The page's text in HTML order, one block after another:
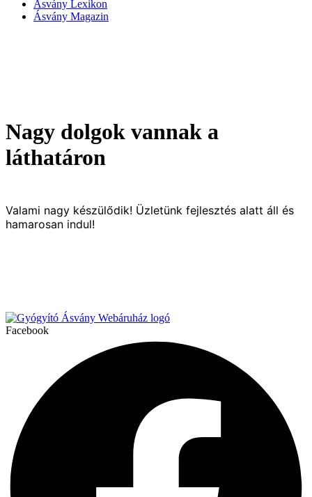
Ásvány Lexikon
Ásvány Magazin
Nagy dolgok vannak a
láthatáron
Valami nagy készülődik! Üzletünk fejlesztés alatt áll és
hamarosan indul!
Facebook